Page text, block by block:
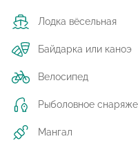
Лодка вёсельная
Байдарка или каноэ
Велосипед
Рыболовное
Мангал